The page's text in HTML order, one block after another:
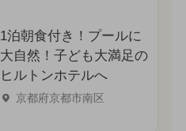
1泊朝食付き！プールに
大自然！子ども大満足の
ヒルトンホテルへ
京都府京都市南区